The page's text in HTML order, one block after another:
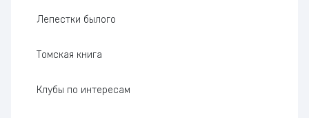
Лепестки былого
Томская книга
Клубы по интересам